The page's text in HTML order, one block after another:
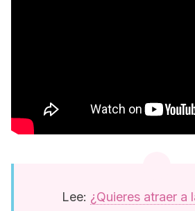
Lee: ¿Quieres atraer a